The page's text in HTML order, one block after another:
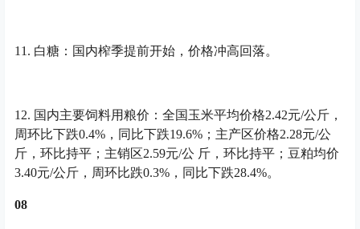
11. 白糖：国内榨季提前开始，价格冲高回落。
12. 国内主要饲料用粮价：全国玉米平均价格2.42元/公斤，
周环比下跌0.4%，同比下跌19.6%；主产区价格2.28元/公
斤，环比持平；主销区2.59元/公 斤，环比持平；豆粕均价
3.40元/公斤，周环比跌0.3%，同比下跌28.4%。
08